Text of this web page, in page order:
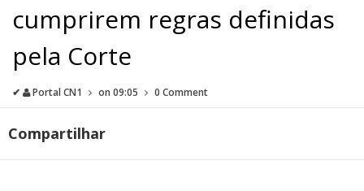
cumprirem regras definidas
pela Corte
✔ Portal CN1 on 09:05 0 Comment
Compartilhar